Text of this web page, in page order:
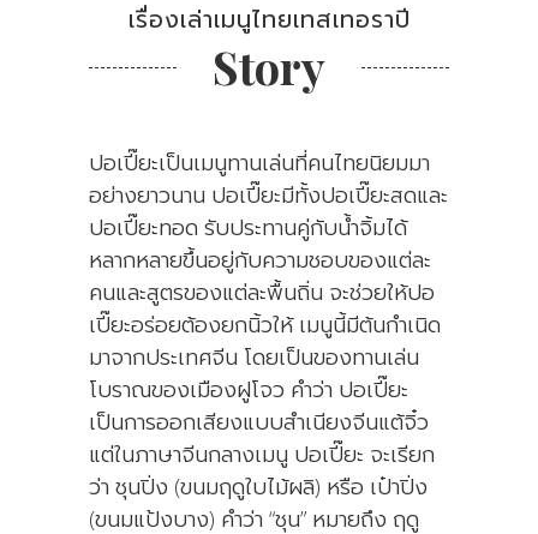
เรื่องเล่าเมนูไทยเทสเทอราปี
Story
ปอเปี๊ยะเป็นเมนูทานเล่นที่คนไทยนิยมมา
อย่างยาวนาน ปอเปี๊ยะมีทั้งปอเปี๊ยะสดและ
ปอเปี๊ยะทอด รับประทานคู่กับน้ำจิ้มได้
หลากหลายขึ้นอยู่กับความชอบของแต่ละ
คนและสูตรของแต่ละพื้นถิ่น จะช่วยให้ปอ
เปี๊ยะอร่อยต้องยกนิ้วให้ เมนูนี้มีต้นกำเนิด
มาจากประเทศจีน โดยเป็นของทานเล่น
โบราณของเมืองฝูโจว คำว่า ปอเปี๊ยะ
เป็นการออกเสียงแบบสำเนียงจีนแต้จิ๋ว
แต่ในภาษาจีนกลางเมนู ปอเปี๊ยะ จะเรียก
ว่า ชุนปิ่ง (ขนมฤดูใบไม้ผลิ) หรือ เป๋าปิ่ง
(ขนมแป้งบาง) คำว่า “ชุน” หมายถึง ฤดู